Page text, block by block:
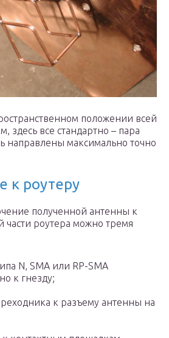
положении всей
здесь все стандартно – пара
направлены максимально точно
к роутеру
полученной антенны к
роутера можно тремя
N, SMA или RP-SMA
к гнезду;
к разъему антенны на